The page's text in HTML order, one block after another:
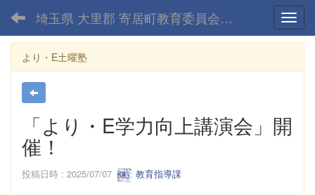
埼玉県 大里郡 寄居町教育委員会-home
より・E土曜塾
「より・E学力向上講演会」開
催！
投稿日時 : 2025/07/07 教育指導課